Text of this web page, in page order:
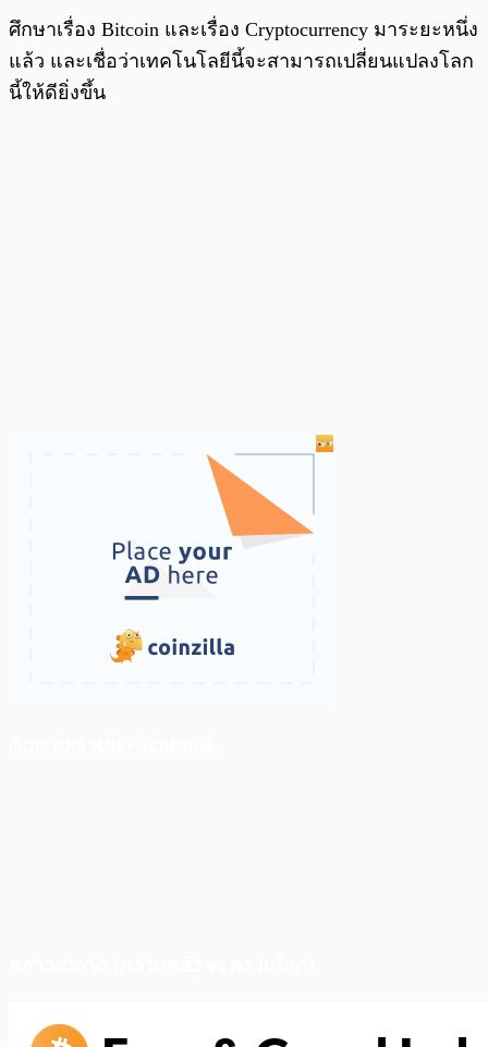
ศึกษาเรื่อง Bitcoin และเรื่อง Cryptocurrency มาระยะหนึ่ง
แล้ว และเชื่อว่าเทคโนโลยีนี้จะสามารถเปลี่ยนแปลงโลก
นี้ให้ดียิ่งขึ้น